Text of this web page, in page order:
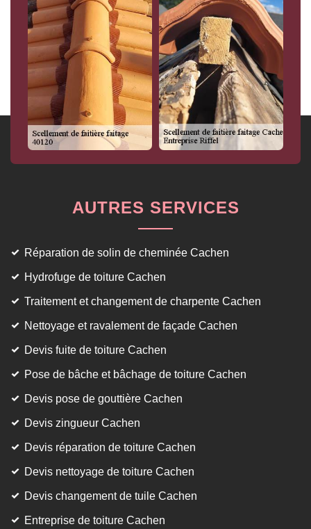
AUTRES SERVICES
Réparation de solin de cheminée Cachen
Hydrofuge de toiture Cachen
Traitement et changement de charpente Cachen
Nettoyage et ravalement de façade Cachen
Devis fuite de toiture Cachen
Pose de bâche et bâchage de toiture Cachen
Devis pose de gouttière Cachen
Devis zingueur Cachen
Devis réparation de toiture Cachen
Devis nettoyage de toiture Cachen
Devis changement de tuile Cachen
Entreprise de toiture Cachen